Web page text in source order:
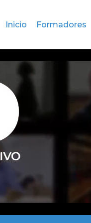
Inicio Formadores